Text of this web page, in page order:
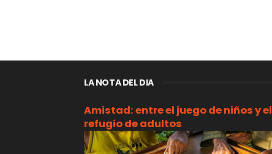
LA NOTA DEL DIA
Amistad: entre el juego de niños y el
refugio de adultos